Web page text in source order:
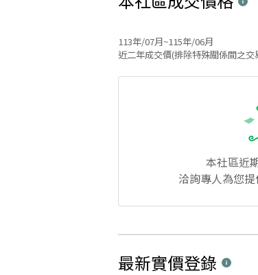
113年/07月~115年/06月
近二年成交價(排除特殊關係間之交
本社區近
洽詢專人為您
最新實價登錄